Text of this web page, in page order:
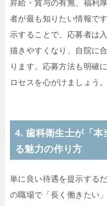
昇給・賞与の有無、福利
者が最も知りたい情報で
示することで、応募者は
描きやすくなり、自院に
ります。応募方法も明確
ロセスを心がけましょう。
4. 歯科衛生士が「本
る魅力の作り方
単に良い待遇を提示する
の職場で「長く働きたい